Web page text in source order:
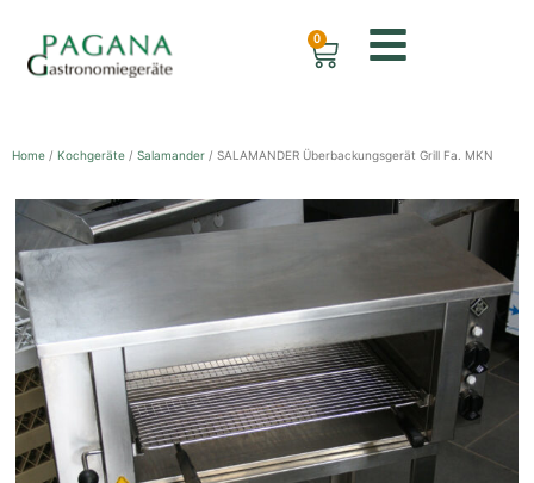
0
Home / Kochgeräte / Salamander / SALAMANDER Überbackungsgerät Grill Fa. MKN